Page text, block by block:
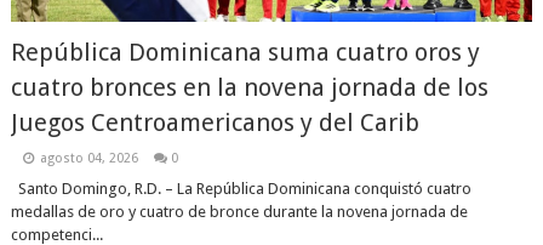
República Dominicana suma cuatro oros y
cuatro bronces en la novena jornada de los
Juegos Centroamericanos y del Carib
agosto 04, 2026 0
Santo Domingo, R.D. – La República Dominicana conquistó cuatro
medallas de oro y cuatro de bronce durante la novena jornada de
competenci...